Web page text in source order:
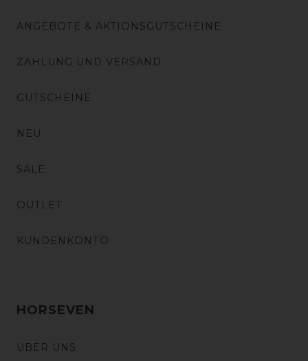
ANGEBOTE & AKTIONSGUTSCHEINE
ZAHLUNG UND VERSAND
GUTSCHEINE
NEU
SALE
OUTLET
KUNDENKONTO
HORSEVEN
ÜBER UNS